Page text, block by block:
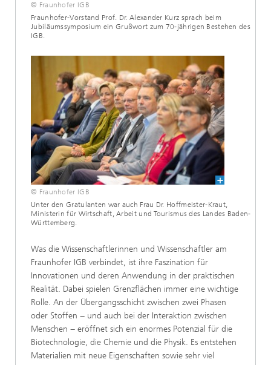
© Fraunhofer IGB
Fraunhofer-Vorstand Prof. Dr. Alexander Kurz sprach beim
Jubiläumssymposium ein Grußwort zum 70-jährigen Bestehen des
IGB.
© Fraunhofer IGB
Unter den Gratulanten war auch Frau Dr. Hoffmeister-Kraut,
Ministerin für Wirtschaft, Arbeit und Tourismus des Landes Baden-
Württemberg.
Was die Wissenschaftlerinnen und Wissenschaftler am
Fraunhofer IGB verbindet, ist ihre Faszination für
Innovationen und deren Anwendung in der praktischen
Realität. Dabei spielen Grenzflächen immer eine wichtige
Rolle. An der Übergangsschicht zwischen zwei Phasen
oder Stoffen − und auch bei der Interaktion zwischen
Menschen − eröffnet sich ein enormes Potenzial für die
Biotechnologie, die Chemie und die Physik. Es entstehen
Materialien mit neue Eigenschaften sowie sehr viel